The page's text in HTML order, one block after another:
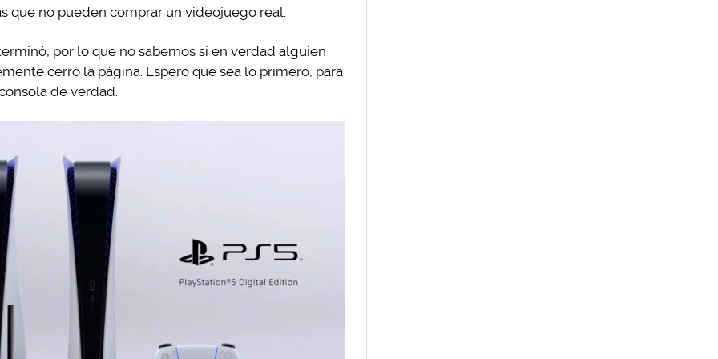
que no pueden comprar un videojuego real.
por lo que no sabemos si en verdad alguien
cerró la página. Espero que sea lo primero, para
de verdad.